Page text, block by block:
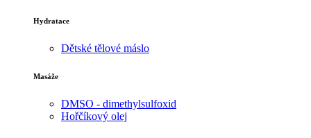
Hydratace
Dětské tělové máslo
Masáže
DMSO - dimethylsulfoxid
Hořčíkový olej